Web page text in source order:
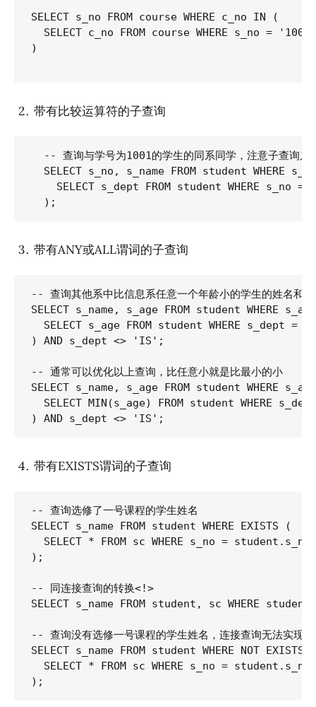
SELECT s_no FROM course WHERE c_no IN (
  SELECT c_no FROM course WHERE s_no = '1001'
)
带有比较运算符的子查询
-- 查询与学号为1001的学生的同系同学，注意子查询只
SELECT s_no, s_name FROM student WHERE
SELECT s_dept FROM student WHERE s_no =
带有ANY或ALL谓词的子查询
-- 查询其他系中比信息系任意一个年龄小的学生的姓名和
SELECT s_name, s_age FROM student WHERE
SELECT s_age FROM student WHERE s_dept =
) AND s_dept <> 'IS';
-- 通常可以优化以上查询，比任意小就是比最小的小
SELECT s_name, s_age FROM student WHERE
SELECT MIN(s_age) FROM student WHERE
带有EXISTS谓词的子查询
-- 查询选修了一号课程的学生姓名
SELECT s_name FROM student WHERE EXISTS (
SELECT * FROM sc WHERE s_no = student.s_no
);
-- 同连接查询的转换<!>
SELECT s_name FROM student, sc WHERE
-- 查询没有选修一号课程的学生姓名，连接查询无法实现
SELECT s_name FROM student WHERE NOT EXISTS (
SELECT * FROM sc WHERE s_no = student.s_no